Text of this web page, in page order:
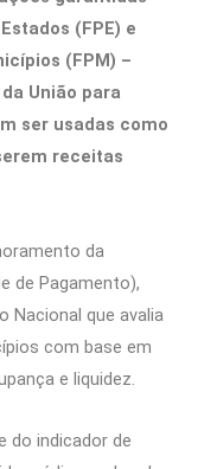
(FPE) e
(FPM) –
União para
ser usadas como
receitas
da
de Pagamento),
Nacional que avalia
com base em
e liquidez.
do indicador de